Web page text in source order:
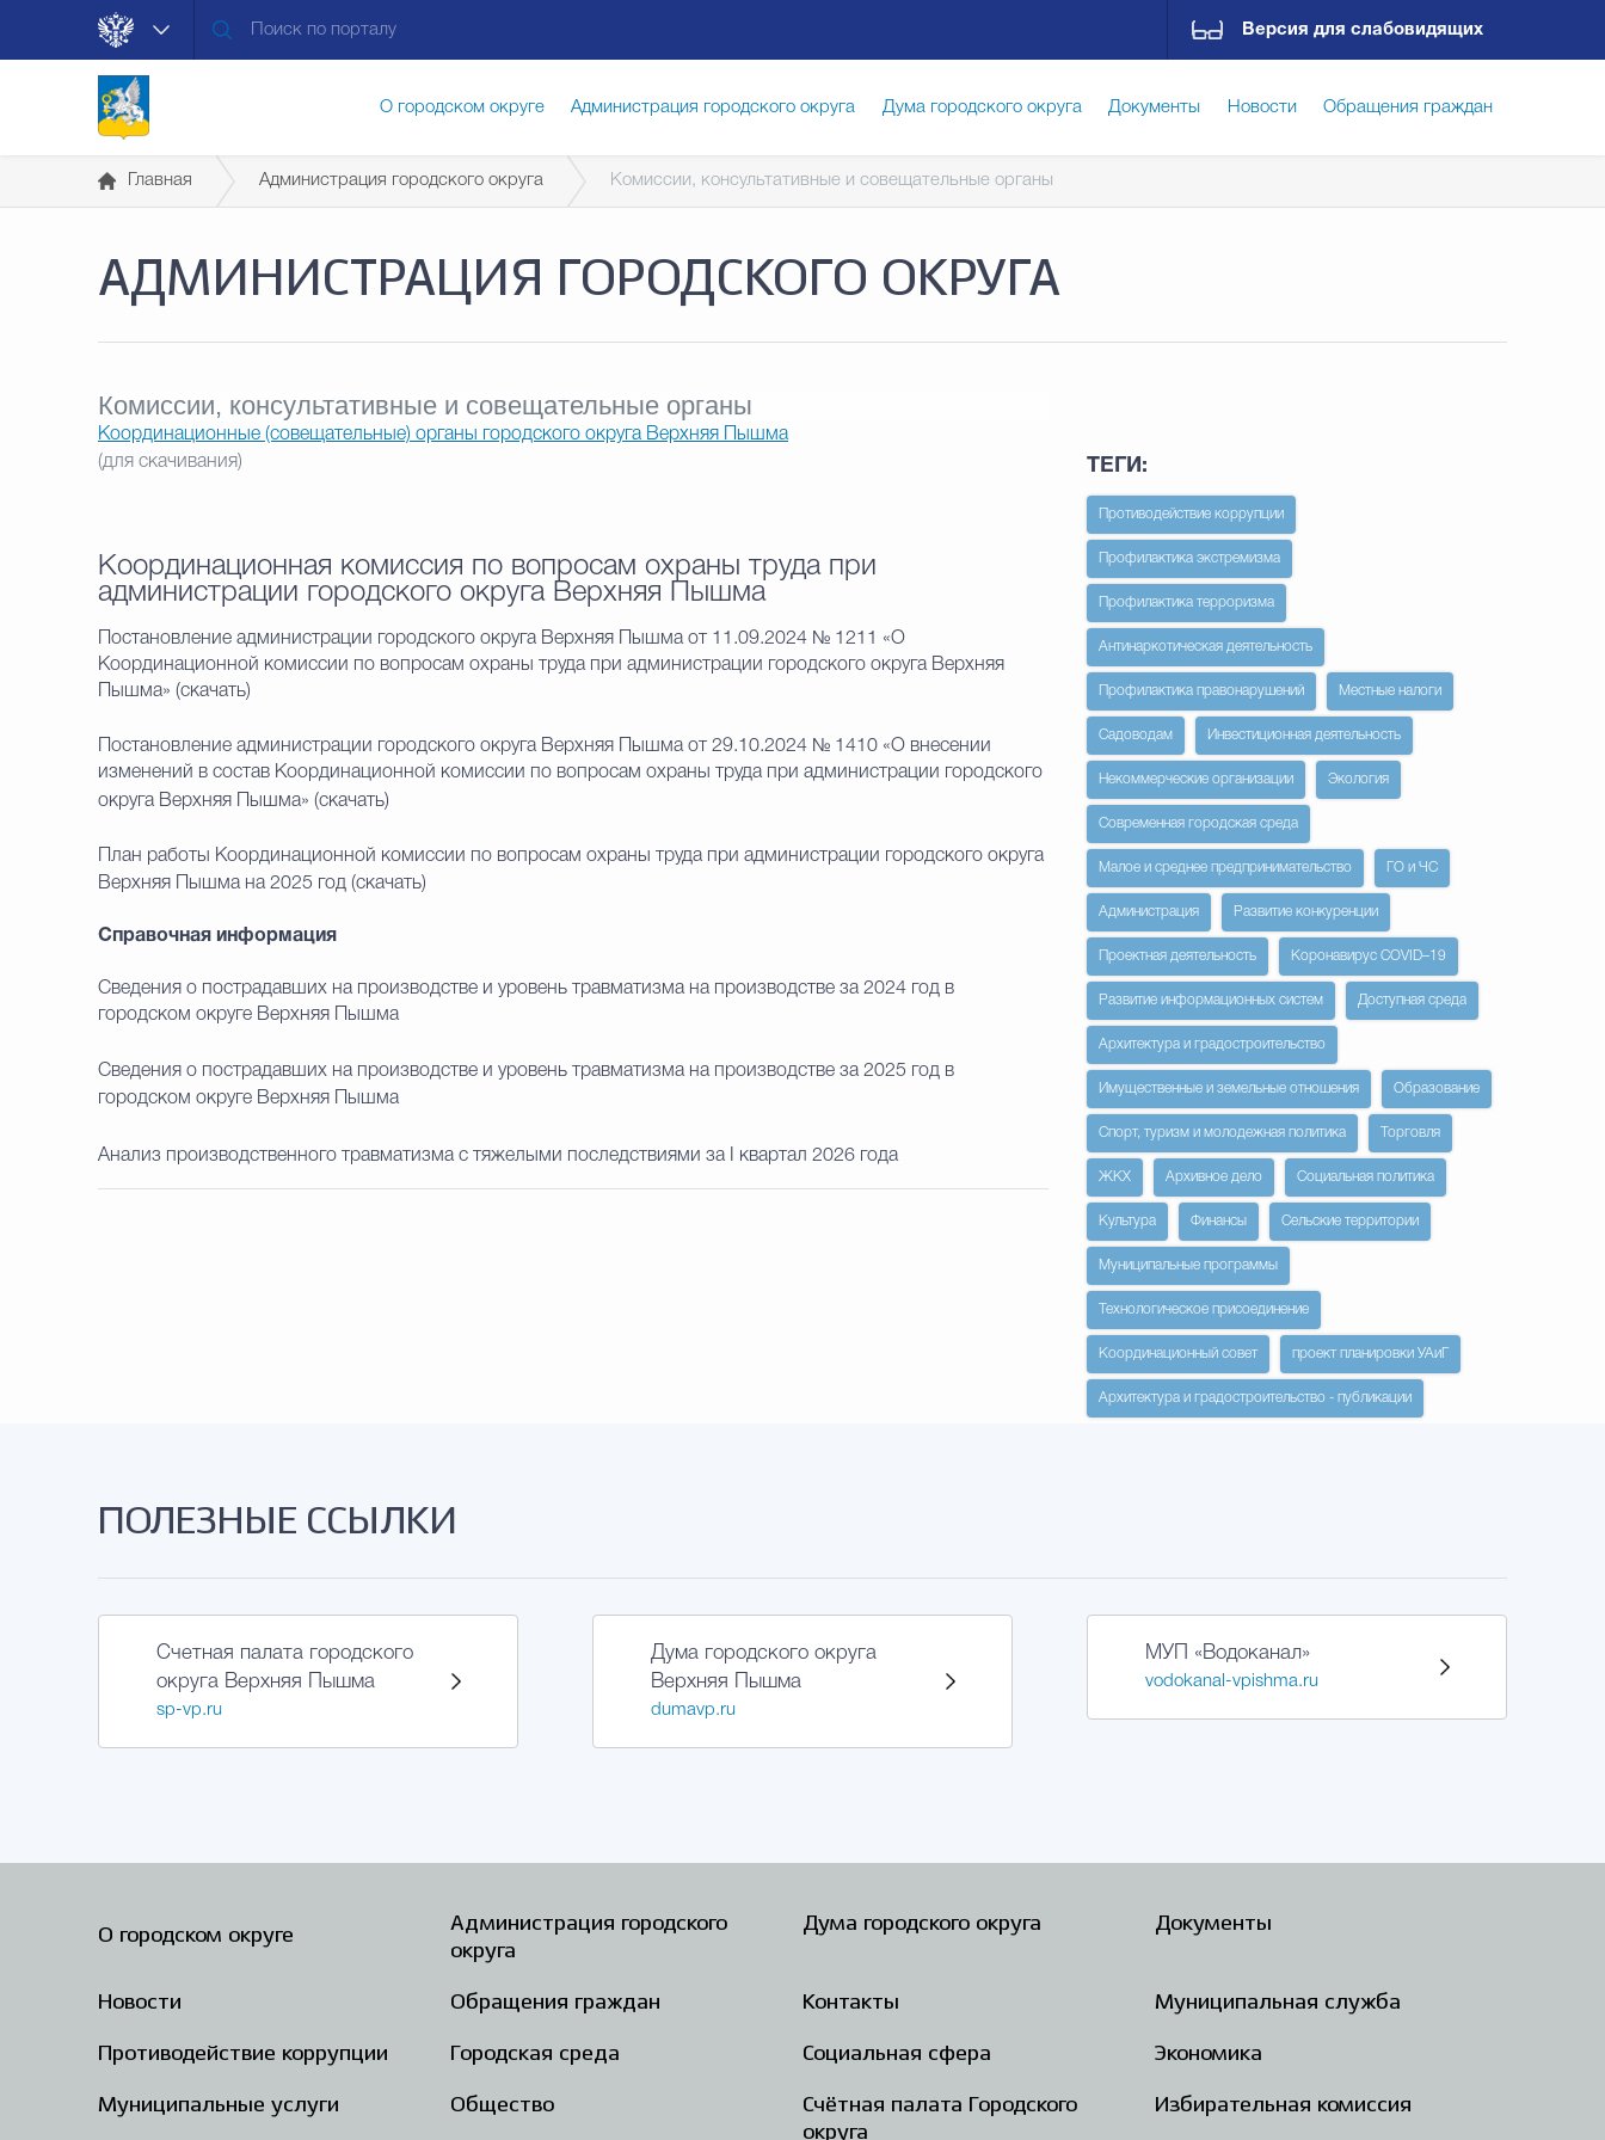
Версия для слабовидящих
О городском округе Администрация городского округа Дума городского округа Документы Новости Обращения граждан
Муниципальные услуги Общество Счётная палата Городского округа Избирательная комиссия
Главная Администрация городского округа Комиссии, консультативные и совещательные органы
АДМИНИСТРАЦИЯ ГОРОДСКОГО ОКРУГА
ТЕГИ:
Противодействие коррупции
Профилактика экстремизма
Профилактика терроризма
Антинаркотическая деятельность
Профилактика правонарушений Местные налоги
Садоводам Инвестиционная деятельность
Некоммерческие организации Экология
Современная городская среда
Малое и среднее предпринимательство ГО и ЧС
Администрация Развитие конкуренции
Проектная деятельность Коронавирус COVID–19
Развитие информационных систем Доступная среда
Архитектура и градостроительство
Имущественные и земельные отношения Образование
Спорт, туризм и молодежная политика Торговля
ЖКХ Архивное дело Социальная политика
Культура Финансы Сельские территории
Муниципальные программы
Технологическое присоединение
Координационный совет проект планировки УАиГ
Архитектура и градостроительство - публикации
Комиссии, консультативные и совещательные органы
Координационные (совещательные) органы городского округа Верхняя Пышма
(для скачивания)
Координационная комиссия по вопросам охраны труда при
администрации городского округа Верхняя Пышма
Постановление администрации городского округа Верхняя Пышма от 11.09.2024 № 1211 «О
Координационной комиссии по вопросам охраны труда при администрации городского округа Верхняя
Пышма» (скачать)
Постановление администрации городского округа Верхняя Пышма от 29.10.2024 № 1410 «О внесении
изменений в состав Координационной комиссии по вопросам охраны труда при администрации городского
округа Верхняя Пышма» (скачать)
План работы Координационной комиссии по вопросам охраны труда при администрации городского округа
Верхняя Пышма на 2025 год (скачать)
Справочная информация
Сведения о пострадавших на производстве и уровень травматизма на производстве за 2024 год в
городском округе Верхняя Пышма
Сведения о пострадавших на производстве и уровень травматизма на производстве за 2025 год в
городском округе Верхняя Пышма
Анализ производственного травматизма с тяжелыми последствиями за I квартал 2026 года
ПОЛЕЗНЫЕ ССЫЛКИ
Счетная палата городского
округа Верхняя Пышма
sp-vp.ru
Дума городского округа
Верхняя Пышма
dumavp.ru
МУП «Водоканал»
vodokanal-vpishma.ru
О городском округе
Администрация городского
округа
Дума городского округа Документы
Новости Обращения граждан Контакты Муниципальная служба
Противодействие коррупции Городская среда Социальная сфера Экономика
Муниципальные услуги Общество
Счётная палата Городского
округа
Избирательная комиссия